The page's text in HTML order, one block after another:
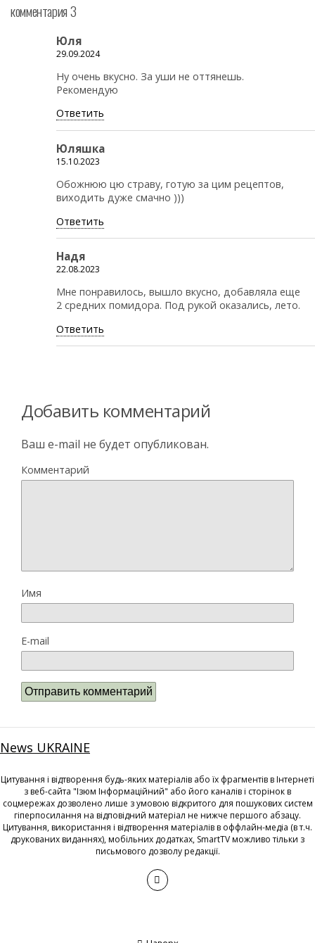
комментария 3
Юля
29.09.2024
Ну очень вкусно. За уши не оттянешь.
Рекомендую
Ответить
Юляшка
15.10.2023
Обожнюю цю страву, готую за цим рецептов,
виходить дуже смачно )))
Ответить
Надя
22.08.2023
Мне понравилось, вышло вкусно, добавляла еще
2 средних помидора. Под рукой оказались, лето.
Ответить
Добавить комментарий
Ваш e-mail не будет опубликован.
Комментарий
Имя
E-mail
News UKRAINE
Цитування і відтворення будь-яких матеріалів або їх фрагментів в Інтернеті
з веб-сайта "Ізюм Інформаційний" або його каналів і сторінок в
соцмережах дозволено лише з умовою відкритого для пошукових систем
гіперпосилання на відповідний матеріал не нижче першого абзацу.
Цитування, використання і відтворення матеріалів в оффлайн-медіа (в т.ч.
друкованих виданнях), мобільних додатках, SmartTV можливо тільки з
письмового дозволу редакції.